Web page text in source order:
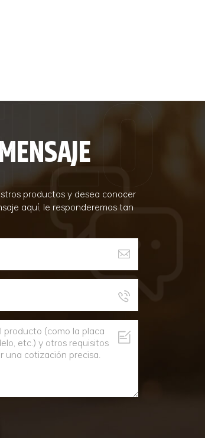
productos y desea conocer
aquí, le responderemos tan